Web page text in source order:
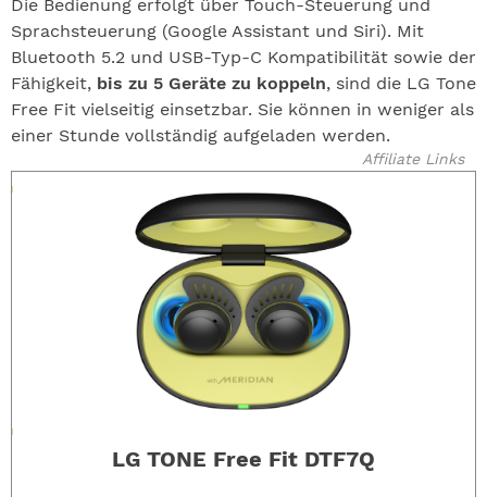
Die Bedienung erfolgt über Touch-Steuerung und
Sprachsteuerung (Google Assistant und Siri). Mit
Bluetooth 5.2 und USB-Typ-C Kompatibilität sowie der
Fähigkeit, bis zu 5 Geräte zu koppeln, sind die LG Tone
Free Fit vielseitig einsetzbar. Sie können in weniger als
einer Stunde vollständig aufgeladen werden.
Affiliate Links
LG TONE Free Fit DTF7Q